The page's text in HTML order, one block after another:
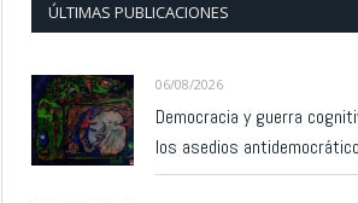
ÚLTIMAS PUBLICACIONES
06/08/2026
Democracia y guerra
los asedios